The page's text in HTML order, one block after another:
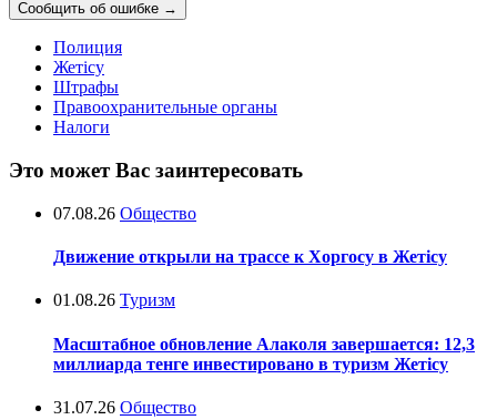
Сообщить об ошибке →
Полиция
Жетісу
Штрафы
Правоохранительные органы
Налоги
Это может Вас заинтересовать
07.08.26 Общество
Движение открыли на трассе к Хоргосу в Жетісу
01.08.26 Туризм
Масштабное обновление Алаколя завершается: 12,3
миллиарда тенге инвестировано в туризм Жетісу
31.07.26 Общество